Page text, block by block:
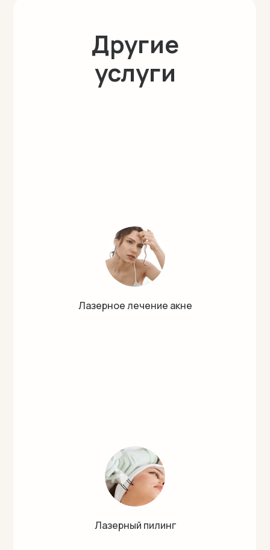
Другие
услуги
Лазерный пилинг
Лазерное лечение акне